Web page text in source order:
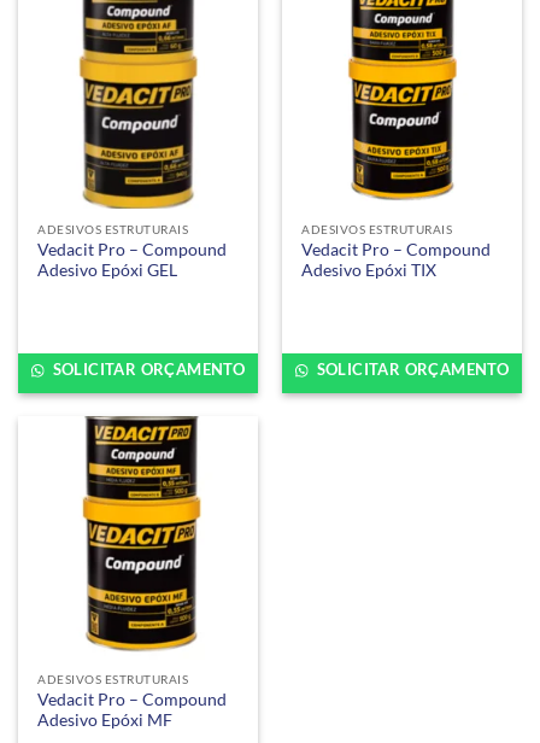
ADESIVOS ESTRUTURAIS
Vedacit Pro – Compound
Adesivo Epóxi GEL
SOLICITAR ORÇAMENTO
ADESIVOS ESTRUTURAIS
Vedacit Pro – Compound
Adesivo Epóxi TIX
SOLICITAR ORÇAMENTO
ADESIVOS ESTRUTURAIS
Vedacit Pro – Compound
Adesivo Epóxi MF